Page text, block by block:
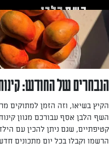
לאזור
תוכן
תחתון
חזרה לעמוד הבית
גלית
—
הנבחרים של החודש:
הקיץ בשיאו, וזה הזמן למתוקים
השף הלבן אסף עבורכם מגוון
קטיפתיים, שגם ניתן להכין עם
הרשמו וקבלו בכל יום מתכונים